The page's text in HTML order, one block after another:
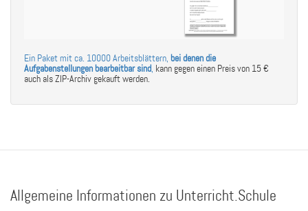
Ein Paket mit ca. 10000 Arbeitsblättern, bei denen die
Aufgabenstellungen bearbeitbar sind, kann gegen einen Preis von 15 €
auch als ZIP-Archiv gekauft werden.
Allgemeine Informationen zu Unterricht.Schule